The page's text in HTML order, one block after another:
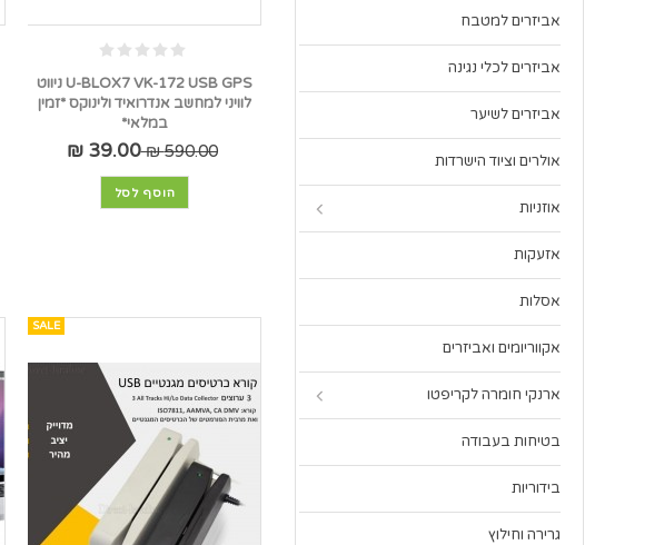
U-BLOX7 VK-172 USB GPS ניווט
לוויני למחשב אנדרואיד ולינוקס *זמין
במלאי*
590.00 ₪
39.00 ₪
הוסף לסל
SALE
אביזרים למטבח
אביזרים לכלי נגינה
אביזרים לשיער
אולרים וציוד הישרדות
אוזניות
אזעקות
אסלות
אקווריומים ואביזרים
ארנקי חומרה לקריפטו
בטיחות בעבודה
בידוריות
גרירה וחילוץ